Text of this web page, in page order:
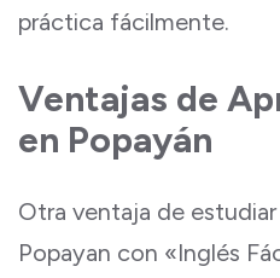
práctica fácilmente.
Ventajas de
en Popayán
Otra ventaja de
Popayan con «Inglés